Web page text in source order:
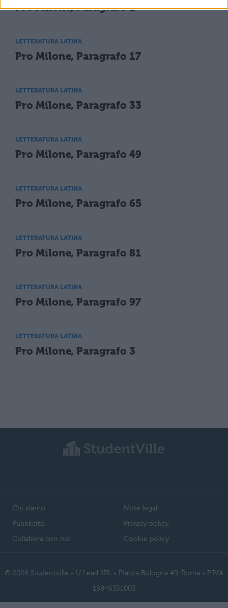
Pro Milone, Paragrafo 2
LETTERATURA LATINA
Pro Milone, Paragrafo 17
LETTERATURA LATINA
Pro Milone, Paragrafo 33
LETTERATURA LATINA
Pro Milone, Paragrafo 49
LETTERATURA LATINA
Pro Milone, Paragrafo 65
LETTERATURA LATINA
Pro Milone, Paragrafo 81
LETTERATURA LATINA
Pro Milone, Paragrafo 97
LETTERATURA LATINA
Pro Milone, Paragrafo 3
Chi siamo
Pubblicità
Collabora con noi
Note legali
Privacy policy
Cookie policy
© 2026 Studentville - U Lead SRL - Piazza Bologna 49, Roma - P.IVA
15846351003